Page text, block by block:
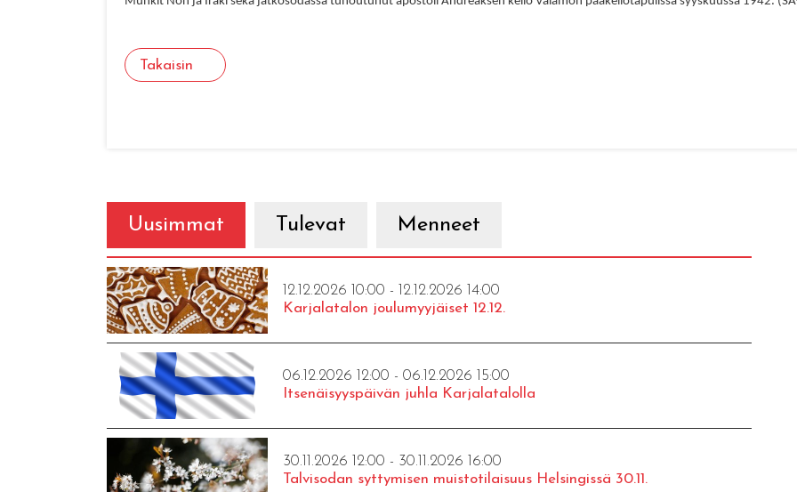
Takaisin
Uusimmat Tulevat Menneet
12.12.2026 10:00 - 12.12.2026 14:00
Karjalatalon joulumyyjäiset 12.12.
06.12.2026 12:00 - 06.12.2026 15:00
Itsenäisyyspäivän juhla Karjalatalolla
30.11.2026 12:00 - 30.11.2026 16:00
Talvisodan syttymisen muistotilaisuus Helsingissä 30.11.